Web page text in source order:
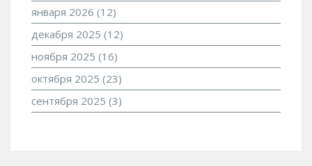
января 2026 (12)
декабря 2025 (12)
ноября 2025 (16)
октября 2025 (23)
сентября 2025 (3)